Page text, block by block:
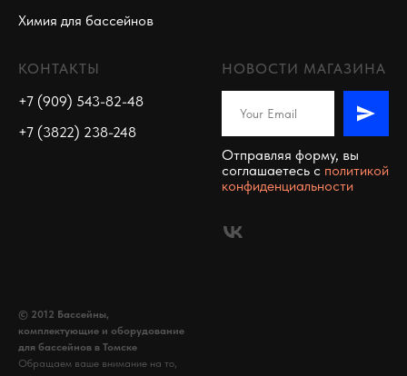
Химия для бассейнов
КОНТАКТЫ
+7 (909) 543-82-48
+7 (3822) 238-248
НОВОСТИ МАГАЗИНА
Отправляя форму, вы
соглашаетесь c политикой
конфиденциальности
© 2012 Бассейны,
комплектующие и оборудование
для бассейнов в Томске
Обращаем ваше внимание на то,